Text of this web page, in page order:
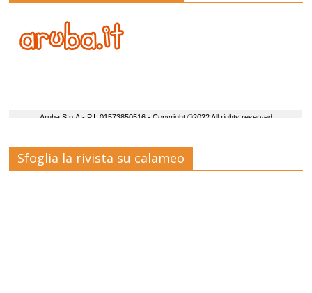
Sfoglia la rivista su calameo